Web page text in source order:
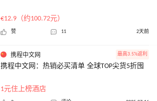
€12.9（约100.72元）
赞 11 2天前
携程中文网 最高3.5%返利
携程中文网：热销必买清单 全球TOP尖货5折囤
1元住上榜酒店